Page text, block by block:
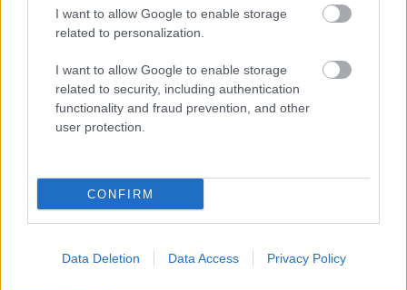
I want to allow Google to enable storage
related to personalization.
I want to allow Google to enable storage
related to security, including authentication
functionality and fraud prevention, and other
user protection.
CONFIRM
Data Deletion Data Access Privacy Policy
E-mail cím
szabályzatot!
FELIRATKOZÁS